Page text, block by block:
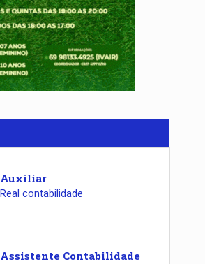
Auxiliar
Real contabilidade
Assistente Contabilidade